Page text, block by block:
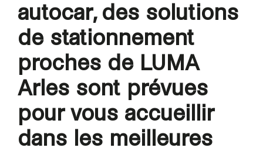
autocar, des solutions
de stationnement
proches de LUMA
Arles sont prévues
pour vous accueillir
dans les meilleures